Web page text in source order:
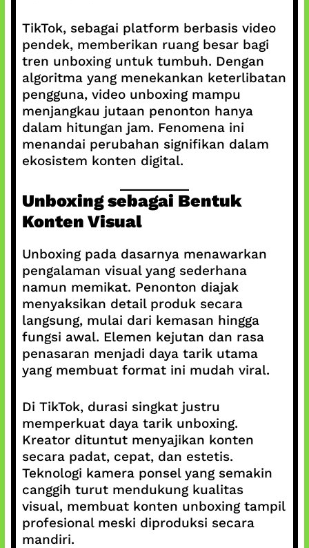
TikTok, sebagai platform berbasis video
pendek, memberikan ruang besar bagi
tren unboxing untuk tumbuh. Dengan
algoritma yang menekankan keterlibatan
pengguna, video unboxing mampu
menjangkau jutaan penonton hanya
dalam hitungan jam. Fenomena ini
menandai perubahan signifikan dalam
ekosistem konten digital.
Unboxing sebagai Bentuk
Konten Visual
Unboxing pada dasarnya menawarkan
pengalaman visual yang sederhana
namun memikat. Penonton diajak
menyaksikan detail produk secara
langsung, mulai dari kemasan hingga
fungsi awal. Elemen kejutan dan rasa
penasaran menjadi daya tarik utama
yang membuat format ini mudah viral.
Di TikTok, durasi singkat justru
memperkuat daya tarik unboxing.
Kreator dituntut menyajikan konten
secara padat, cepat, dan estetis.
Teknologi kamera ponsel yang semakin
canggih turut mendukung kualitas
visual, membuat konten unboxing tampil
profesional meski diproduksi secara
mandiri.